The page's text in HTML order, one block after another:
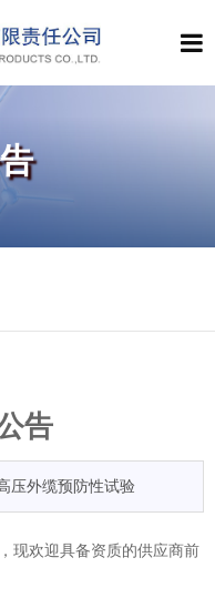
告
压外缆预防性试验
现欢迎具备资质的供应商前